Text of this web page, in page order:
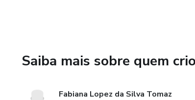
Saiba mais sobre quem
Fabiana Lopez da Silva Tomaz